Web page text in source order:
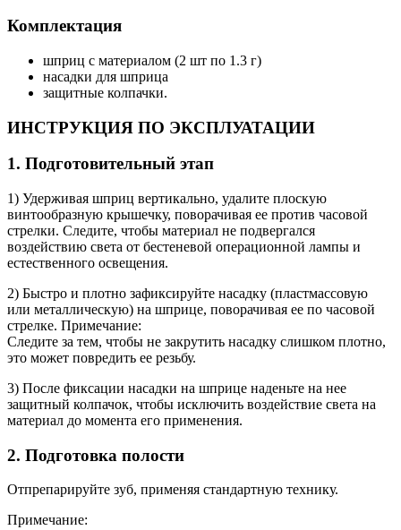
Комплектация
шприц с материалом (2 шт по 1.3 г)
насадки для шприца
защитные колпачки.
ИНСТРУКЦИЯ ПО ЭКСПЛУАТАЦИИ
1. Подготовительный этап
1) Удерживая шприц вертикально, удалите плоскую
винтообразную крышечку, поворачивая ее против часовой
стрелки. Следите, чтобы материал не подвергался
воздействию света от бестеневой операционной лампы и
естественного освещения.
2) Быстро и плотно зафиксируйте насадку (пластмассовую
или металлическую) на шприце, поворачивая ее по часовой
стрелке. Примечание:
Следите за тем, чтобы не закрутить насадку слишком плотно,
это может повредить ее резьбу.
3) После фиксации насадки на шприце наденьте на нее
защитный колпачок, чтобы исключить воздействие света на
материал до момента его применения.
2. Подготовка полости
Отпрепарируйте зуб, применяя стандартную технику.
Примечание: